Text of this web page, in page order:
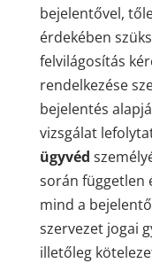
bejelentővel,
érdekében
felvilágosítás
rendelkezése
bejelentés
vizsgálat
ügyvéd
során független
mind a
szervezet jogai
illetőleg